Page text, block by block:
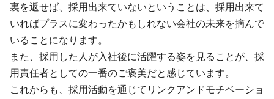
裏を返せば、採用出来ていないということは、採用出来て
いればプラスに変わったかもしれない会社の未来を摘んで
いることになります。
また、採用した人が入社後に活躍する姿を見ることが、採
用責任者としての一番のご褒美だと感じています。
これからも、採用活動を通じてリンクアンドモチベーショ